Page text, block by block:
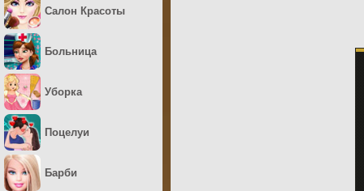
Салон Красоты
Больница
Уборка
Поцелуи
Барби